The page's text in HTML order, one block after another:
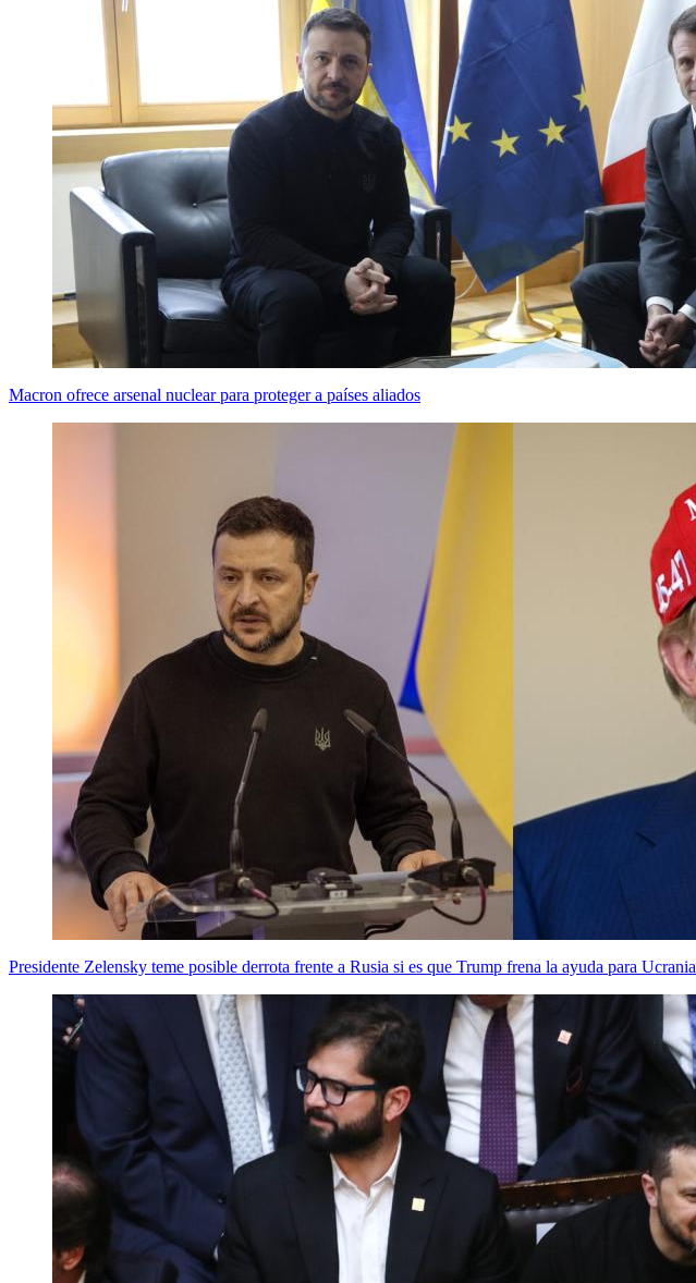
Macron ofrece arsenal nuclear para proteger a países aliados
Presidente Zelensky teme posible derrota frente a Rusia si es que Trump frena la ayuda para Ucrania